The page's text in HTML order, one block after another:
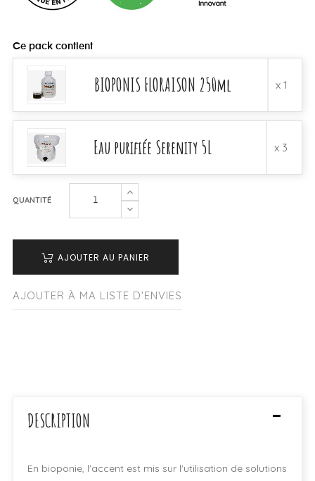
Ce pack contient
BIOPONIS FLORAISON 250ml x 1
Eau purifiée Serenity 5L x 3
QUANTITÉ
AJOUTER AU PANIER
AJOUTER À MA LISTE D'ENVIES
DESCRIPTION
En bioponie, l'accent est mis sur l'utilisation de solutions